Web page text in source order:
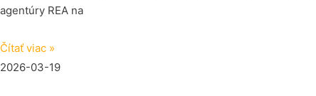
agentúry REA na
Čítať viac »
2026-03-19